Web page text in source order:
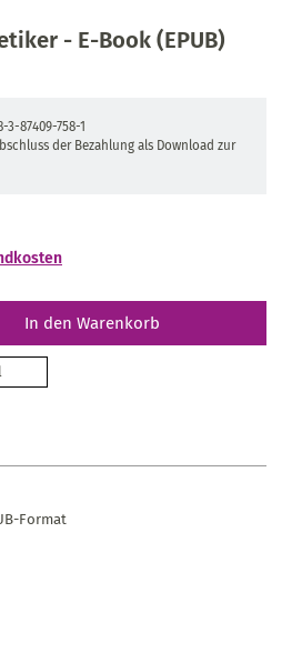
- E-Book (EPUB)
3-87409-758-1
der Bezahlung als Download zur
In den Warenkorb
Format